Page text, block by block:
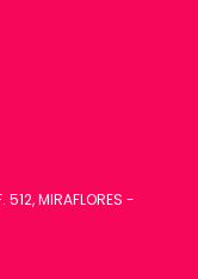
512, MIRAFLORES -